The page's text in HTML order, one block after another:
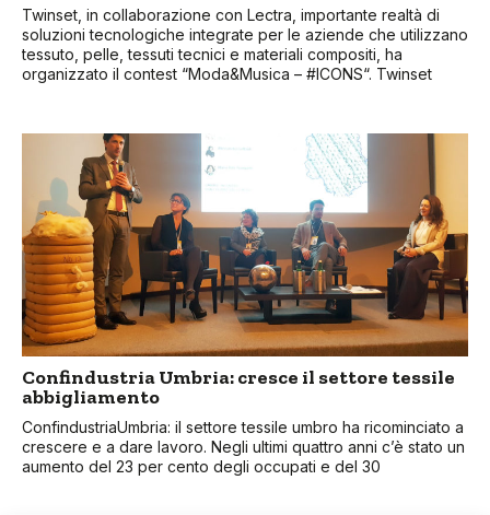
Twinset, in collaborazione con Lectra, importante realtà di
soluzioni tecnologiche integrate per le aziende che utilizzano
tessuto, pelle, tessuti tecnici e materiali compositi, ha
organizzato il contest “Moda&Musica – #ICONS“. Twinset
Confindustria Umbria: cresce il settore tessile
abbigliamento
ConfindustriaUmbria: il settore tessile umbro ha ricominciato a
crescere e a dare lavoro. Negli ultimi quattro anni c’è stato un
aumento del 23 per cento degli occupati e del 30